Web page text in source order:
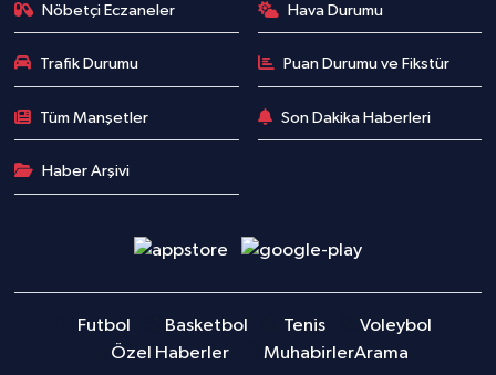
Nöbetçi Eczaneler Hava Durumu
Trafik Durumu Puan Durumu ve Fikstür
Tüm Manşetler Son Dakika Haberleri
Haber Arşivi
Futbol Basketbol Tenis
Voleybol
Özel Haberler
MuhabirlerArama